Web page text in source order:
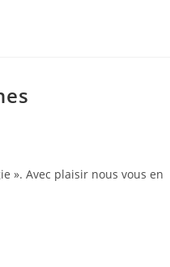
». Avec plaisir nous vous en